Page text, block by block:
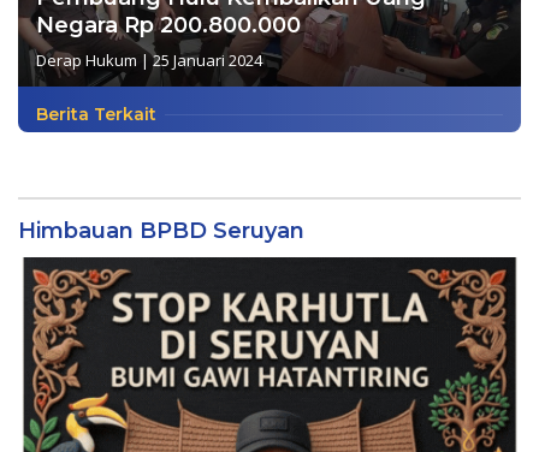
Negara Rp 200.800.000
Derap Hukum |25 Januari 2024
Berita Terkait
Himbauan BPBD Seruyan